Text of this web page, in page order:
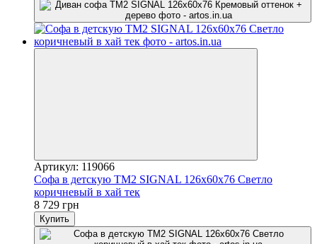
Артикул: 119066
Софа в детскую TM2 SIGNAL 126х60х76 Светло
коричневый в хай тек
8 729 грн
Купить